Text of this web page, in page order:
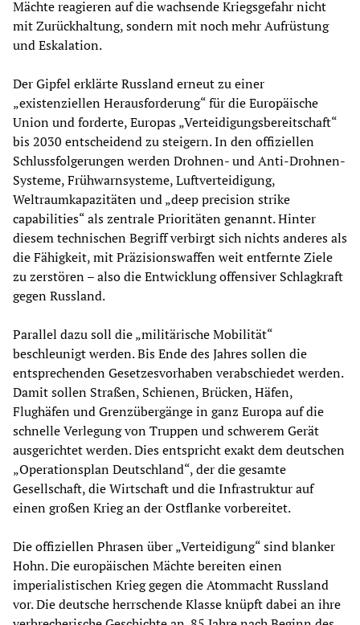
Mächte reagieren auf die wachsende Kriegsgefahr nicht
mit Zurückhaltung, sondern mit noch mehr Aufrüstung
und Eskalation.
Der Gipfel erklärte Russland erneut zu einer
„existenziellen Herausforderung“ für die Europäische
Union und forderte, Europas „Verteidigungsbereitschaft“
bis 2030 entscheidend zu steigern. In den offiziellen
Schlussfolgerungen werden Drohnen- und Anti-Drohnen-
Systeme, Frühwarnsysteme, Luftverteidigung,
Weltraumkapazitäten und „deep precision strike
capabilities“ als zentrale Prioritäten genannt. Hinter
diesem technischen Begriff verbirgt sich nichts anderes als
die Fähigkeit, mit Präzisionswaffen weit entfernte Ziele
zu zerstören – also die Entwicklung offensiver Schlagkraft
gegen Russland.
Parallel dazu soll die „militärische Mobilität“
beschleunigt werden. Bis Ende des Jahres sollen die
entsprechenden Gesetzesvorhaben verabschiedet werden.
Damit sollen Straßen, Schienen, Brücken, Häfen,
Flughäfen und Grenzübergänge in ganz Europa auf die
schnelle Verlegung von Truppen und schwerem Gerät
ausgerichtet werden. Dies entspricht exakt dem deutschen
„Operationsplan Deutschland“, der die gesamte
Gesellschaft, die Wirtschaft und die Infrastruktur auf
einen großen Krieg an der Ostflanke vorbereitet.
Die offiziellen Phrasen über „Verteidigung“ sind blanker
Hohn. Die europäischen Mächte bereiten einen
imperialistischen Krieg gegen die Atommacht Russland
vor. Die deutsche herrschende Klasse knüpft dabei an ihre